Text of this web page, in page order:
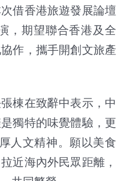
借香港旅遊發展論壇
，期望聯合香港及全
作，攜手開創文旅產
在致辭中表示，中
獨特的味覺體驗，更
人文精神。願以美食
近海內外民眾距離，